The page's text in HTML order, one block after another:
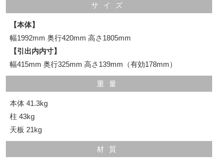
サイズ
【本体】
幅1992mm 奥行420mm 高さ1805mm
【引出内内寸】
幅415mm 奥行325mm 高さ139mm（有効178mm）
重量
本体 41.3kg
柱 43kg
天板 21kg
材質